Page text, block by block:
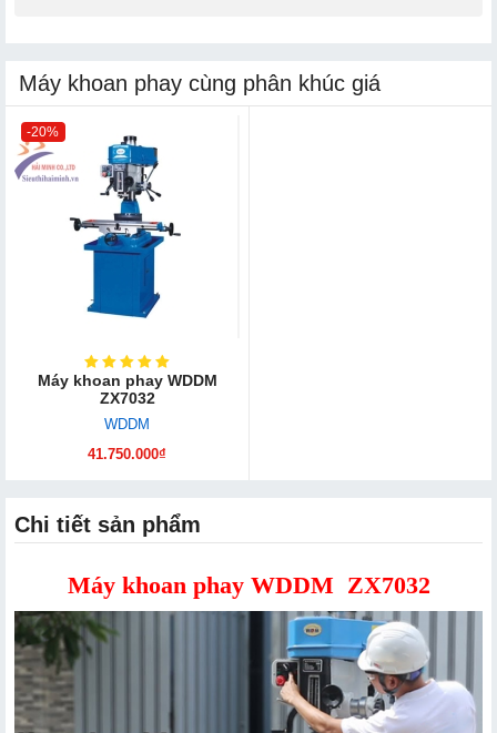
Máy khoan phay cùng phân khúc giá
-20%
Máy khoan phay WDDM
ZX7032
WDDM
41.750.000₫
Chi tiết sản phẩm
Máy khoan phay WDDM ZX7032